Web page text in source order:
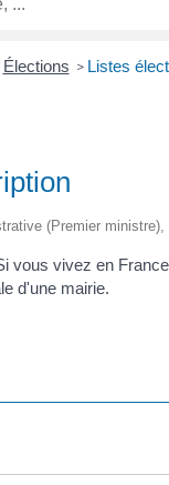
Élections > Listes
(Premier
vous vivez en
d'une mairie.